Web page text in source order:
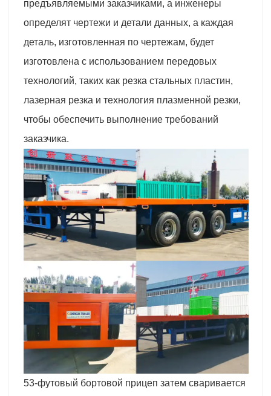
предъявляемыми заказчиками, а инженеры
определят чертежи и детали данных, а каждая
деталь, изготовленная по чертежам, будет
изготовлена с использованием передовых
технологий, таких как резка стальных пластин,
лазерная резка и технология плазменной резки,
чтобы обеспечить выполнение требований
заказчика.
53-футовый бортовой прицеп затем сваривается